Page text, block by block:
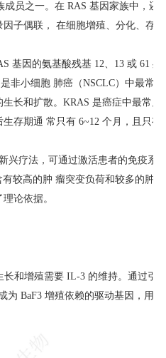
员之一。在 RAS 基因家族中，还
子偶联， 在细胞增殖、分化、存
因的氨基酸残基 12、13 或 61 处
非小细胞 肺癌（NSCLC）中最常
长和扩散。KRAS 是癌症中最常
存期通 常只有 6~12 个月，且只
疗法，可通过激活患者的免疫系
较高的肿 瘤突变负荷和较多的肿
论依据。
和增殖需要 IL-3 的维持。通过引
为 BaF3 增殖依赖的驱动基因，用